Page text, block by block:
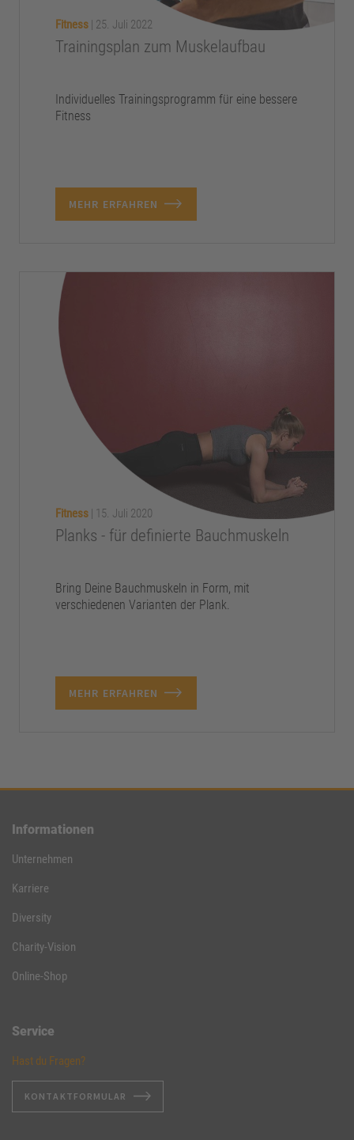
Fitness | 25. Juli 2022
Trainingsplan zum Muskelaufbau
Individuelles Trainingsprogramm für eine bessere
Fitness
MEHR ERFAHREN
Fitness | 15. Juli 2020
Planks - für definierte Bauchmuskeln
Bring Deine Bauchmuskeln in Form, mit
verschiedenen Varianten der Plank.
MEHR ERFAHREN
Informationen
Unternehmen
Karriere
Diversity
Charity-Vision
Online-Shop
Service
Hast du Fragen?
KONTAKTFORMULAR